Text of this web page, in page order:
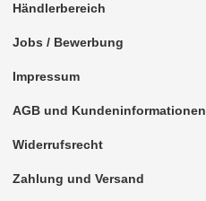
Händlerbereich
Jobs / Bewerbung
Impressum
AGB und Kundeninformationen
Widerrufsrecht
Zahlung und Versand